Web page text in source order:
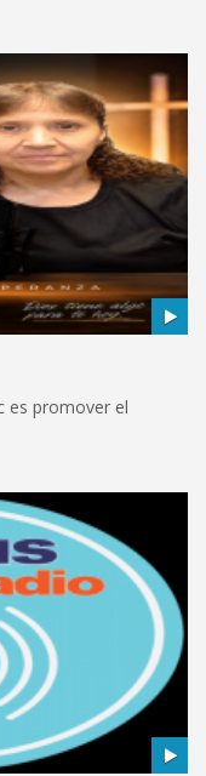
es promover el
todo el mundo y
servimos a un Dios
para hacer la
Estos son
views